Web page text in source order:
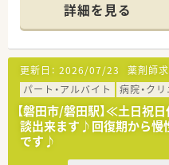
【店舗情報と応需状況につ
■静岡県磐田市に位置し
地域密着型の落ち着いた
■近隣のクリニックから
眼科領域の専門的な知識
■1日の処方箋応需枚数は
患者様とじっくり向き合
【勤務実態について】
プライベートやご家庭
詳細を見る
更新日： 2026/07/23 薬剤師求
パート・アルバイト
病院・ク
【磐田市/磐田駅】≪土日
談出来ます♪回復期から慢
です♪